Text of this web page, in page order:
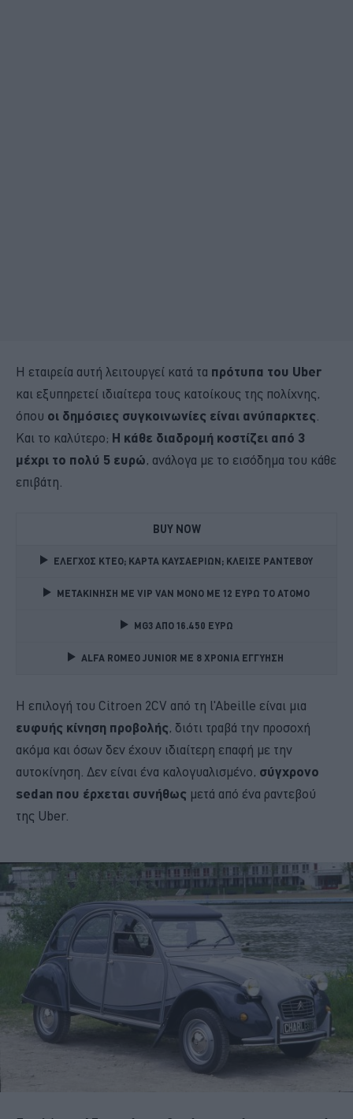
Η εταιρεία αυτή λειτουργεί κατά τα πρότυπα του Uber
και εξυπηρετεί ιδιαίτερα τους κατοίκους της πολίχνης,
όπου οι δημόσιες συγκοινωνίες είναι ανύπαρκτες
Και το καλύτερο; Η κάθε διαδρομή κοστίζει από 3
μέχρι το πολύ 5 ευρώ, ανάλογα με το εισόδημα του κάθε
επιβάτη.
BUY NOW
ΕΛΕΓΧΟΣ ΚΤΕΟ; ΚΑΡΤΑ ΚΑΥΣΑΕΡΙΩΝ; ΚΛΕΙΣΕ ΡΑΝΤΕΒΟΥ
ΜΕΤΑΚΙΝΗΣΗ ΜΕ VIP VAN ΜΟΝΟ ΜΕ 12 ΕΥΡΩ ΤΟ ΑΤΟΜΟ
MG3 ΑΠΟ 16.450 ΕΥΡΩ
ALFA ROMEO JUNIOR ME 8 ΧΡΟΝΙΑ ΕΓΓΥΗΣΗ
Η επιλογή του Citroen 2CV από τη l'Abeille είναι μια
ευφυής κίνηση προβολής, διότι τραβά την προσοχή
ακόμα και όσων δεν έχουν ιδιαίτερη επαφή με την
αυτοκίνηση. Δεν είναι ένα καλογυαλισμένο, σύγχρονο
sedan που έρχεται συνήθως μετά από ένα ραντεβού
της Uber.